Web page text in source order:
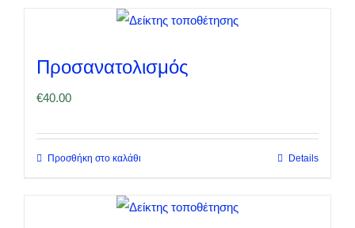
Προσανατολισμός
€40.00
Προσθήκη στο καλάθι Details